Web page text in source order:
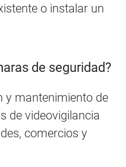
o instalar un
de seguridad?
y mantenimiento de
de videovigilancia
comercios y